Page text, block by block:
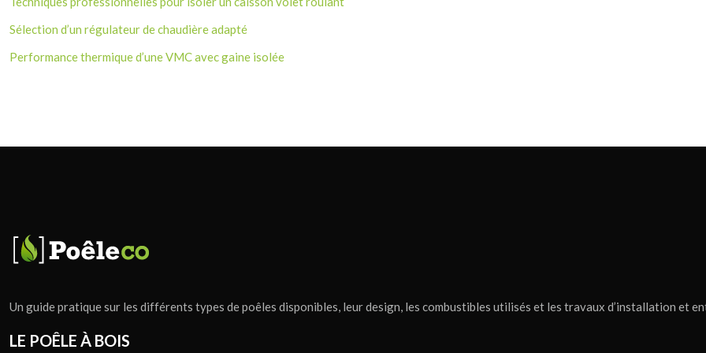
Sélection d’un régulateur de chaudière adapté
Performance thermique d’une VMC avec gaine isolée
Un guide pratique sur les différents types de poêles disponibles, leur design, les combustibles utilisés et les travaux d’installation et
LE POÊLE À BOIS